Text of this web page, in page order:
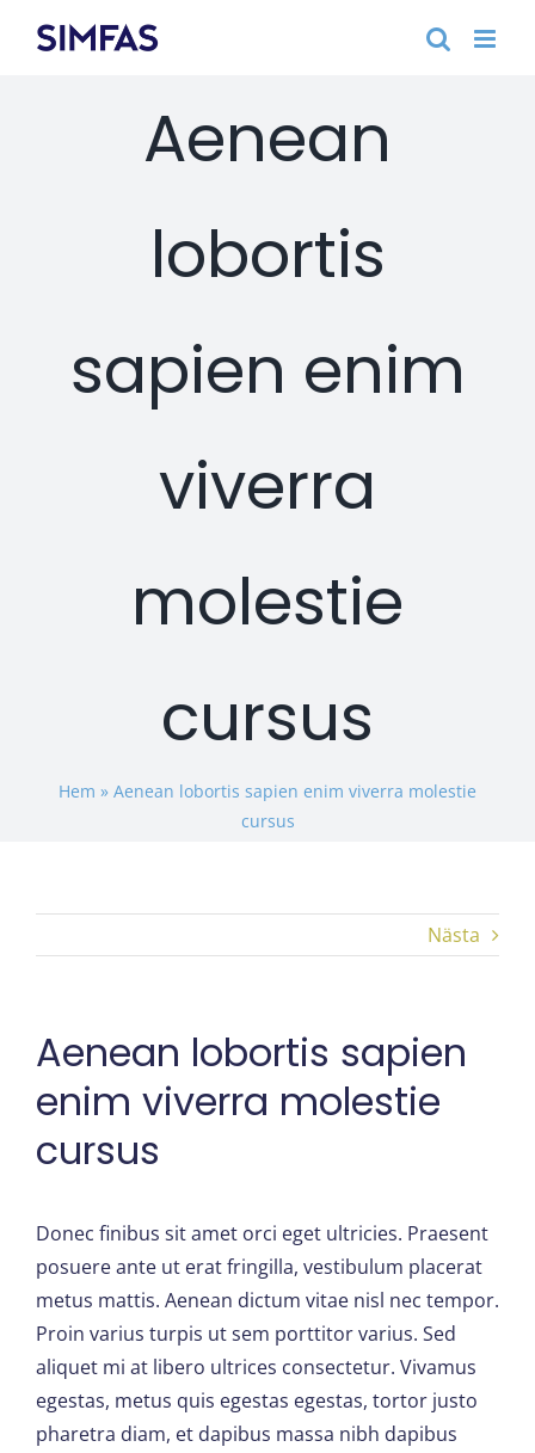
Aenean
lobortis
sapien enim
viverra
molestie
cursus
Hem » Aenean lobortis sapien enim viverra molestie
cursus
Nästa
Aenean lobortis sapien
enim viverra molestie
cursus
Donec finibus sit amet orci eget ultricies. Praesent
posuere ante ut erat fringilla, vestibulum placerat
metus mattis. Aenean dictum vitae nisl nec tempor.
Proin varius turpis ut sem porttitor varius. Sed
aliquet mi at libero ultrices consectetur. Vivamus
egestas, metus quis egestas egestas, tortor justo
pharetra diam, et dapibus massa nibh dapibus